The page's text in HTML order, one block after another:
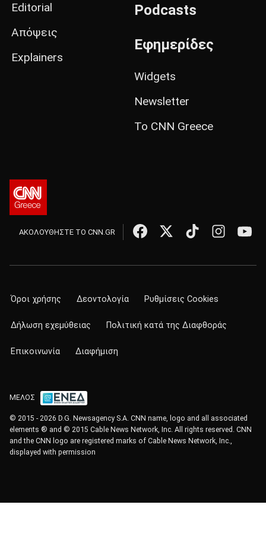
Editorial
Απόψεις
Explainers
Podcasts
Εφημερίδες
Widgets
Newsletter
Το CNN Greece
ΑΚΟΛΟΥΘΗΣΤΕ ΤΟ CNN.GR
Όροι χρήσης Δεοντολογία Ρυθμίσεις Cookies
Δήλωση εχεμύθειας Πολιτική κατά της Διαφθοράς
Επικοινωνία Διαφήμιση
ΜΕΛΟΣ
© 2015 - 2026 D.G. Newsagency S.A. CNN name, logo and all associated
elements ® and © 2015 Cable News Network, Inc. All rights reserved. CNN
and the CNN logo are registered marks of Cable News Network, Inc.,
displayed with permission